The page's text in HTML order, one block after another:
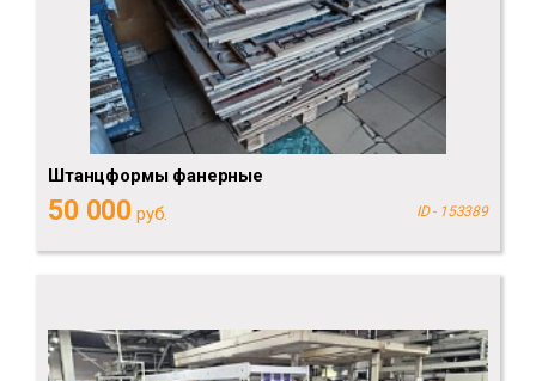
Штанцформы фанерные
50 000 руб. ID - 153389